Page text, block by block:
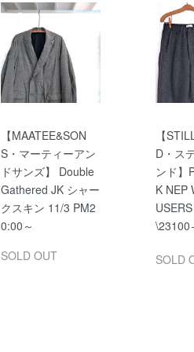
【MAATEE&SON
S・マーティーアン
ドサンズ】 Double
Gathered JK シャー
クスキン 11/3 PM2
0:00～
SOLD OUT
【
D・ス
ンド】
K NEP
SOLD